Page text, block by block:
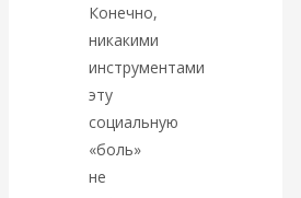
кризис в
банковской
сфере России
уже начался
Конечно,
никакими
инструментами
эту
социальную
«боль»
не